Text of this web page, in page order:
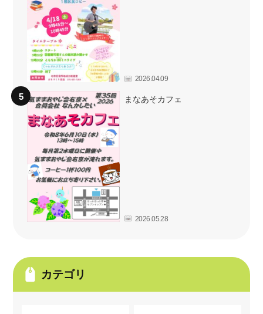
2026.04.09
まなあそカフェ
2026.05.28
カテゴリ